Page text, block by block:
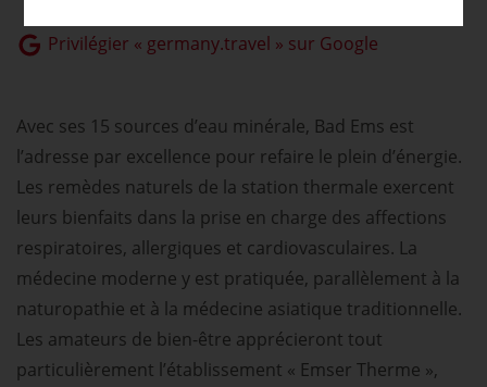
Privilégier « germany.travel » sur Google
Avec ses 15 sources d’eau minérale, Bad Ems est
l’adresse par excellence pour refaire le plein d’énergie.
Les remèdes naturels de la station thermale exercent
leurs bienfaits dans la prise en charge des affections
respiratoires, allergiques et cardiovasculaires. La
médecine moderne y est pratiquée, parallèlement à la
naturopathie et à la médecine asiatique traditionnelle.
Les amateurs de bien-être apprécieront tout
particulièrement l’établissement « Emser Therme »,